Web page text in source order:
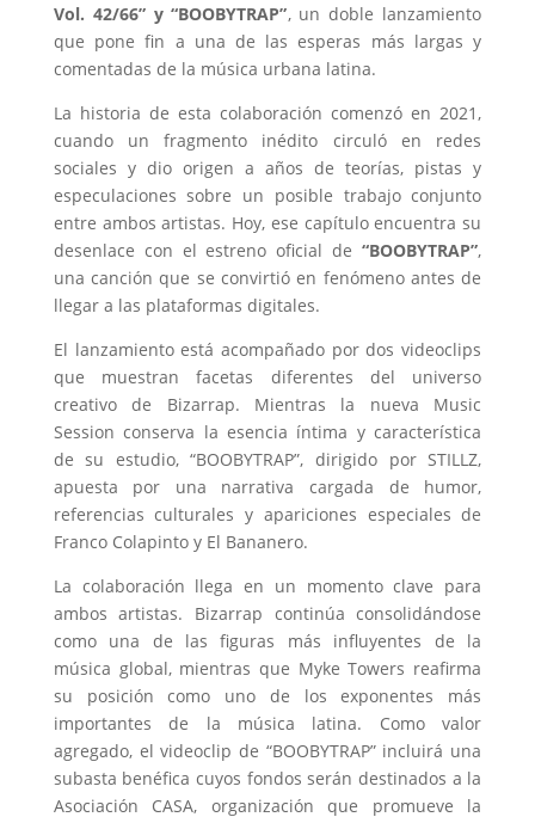
Vol. 42/66” y “BOOBYTRAP”, un doble lanzamiento
que pone fin a una de las esperas más largas y
comentadas de la música urbana latina.
La historia de esta colaboración comenzó en 2021,
cuando un fragmento inédito circuló en redes
sociales y dio origen a años de teorías, pistas y
especulaciones sobre un posible trabajo conjunto
entre ambos artistas. Hoy, ese capítulo encuentra su
desenlace con el estreno oficial de“BOOBYTRAP”,
una canción que se convirtió en fenómeno antes de
llegar a las plataformas digitales.
El lanzamiento está acompañado por dos videoclips
que muestran facetas diferentes del universo
creativo de Bizarrap. Mientras la nueva Music
Session conserva la esencia íntima y característica
de su estudio, “BOOBYTRAP”, dirigido por STILLZ,
apuesta por una narrativa cargada de humor,
referencias culturales y apariciones especiales de
Franco Colapinto y El Bananero.
La colaboración llega en un momento clave para
ambos artistas. Bizarrap continúa consolidándose
como una de las figuras más influyentes de la
música global, mientras que Myke Towers reafirma
su posición como uno de los exponentes más
importantes de la música latina. Como valor
agregado, el videoclip de “BOOBYTRAP” incluirá una
subasta benéfica cuyos fondos serán destinados a la
Asociación CASA, organización que promueve la